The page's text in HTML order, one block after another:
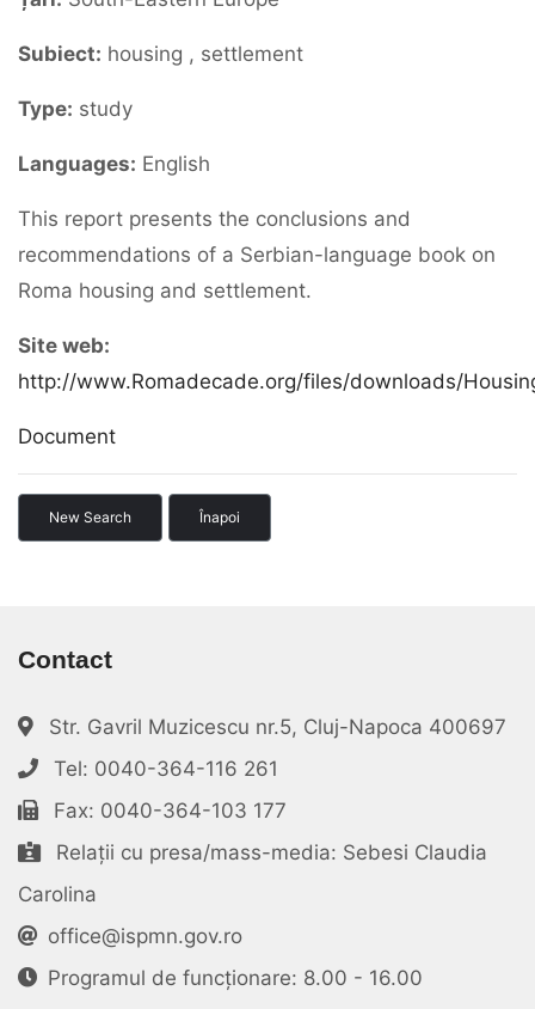
Subiect: housing , settlement
Type: study
Languages: English
This report presents the conclusions and
recommendations of a Serbian-language book on
Roma housing and settlement.
Site web:
http://www.Romadecade.org/files/downloads/
Document
New Search Înapoi
Contact
Str. Gavril Muzicescu nr.5, Cluj-Napoca 400697
Tel: 0040-364-116 261
Fax: 0040-364-103 177
Relații cu presa/mass-media: Sebesi Claudia
Carolina
office@ispmn.gov.ro
Programul de funcționare: 8.00 - 16.00